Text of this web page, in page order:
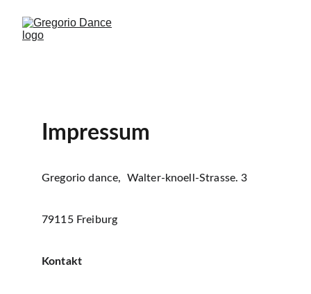
Impressum
Gregorio dance,  Walter-knoell-Strasse. 3
79115 Freiburg
Kontakt